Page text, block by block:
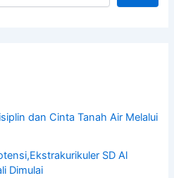
dan Cinta Tanah Air Melalui
SD Al
Dimulai